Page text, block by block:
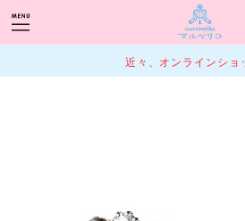
近々、オンラインショ